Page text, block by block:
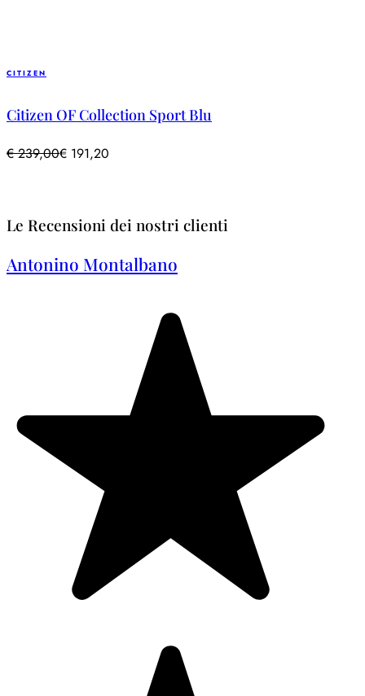
CITIZEN
Citizen OF Collection Sport Blu
€239,00€ 191,20
Le Recensioni dei nostri clienti
Antonino Montalbano